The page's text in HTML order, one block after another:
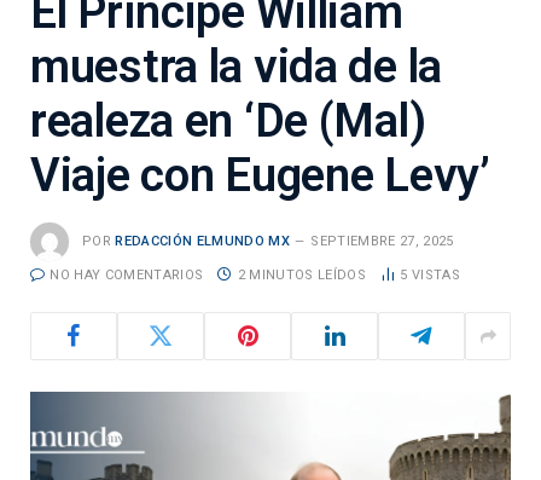
El Príncipe William
muestra la vida de la
realeza en ‘De (Mal)
Viaje con Eugene Levy’
POR REDACCIÓN ELMUNDO MX SEPTIEMBRE 27, 2025
NO HAY COMENTARIOS 2 MINUTOS LEÍDOS 5 VISTAS